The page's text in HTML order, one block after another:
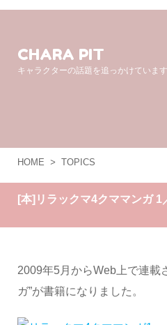
CHARA PIT
キャラクターの話題を追っかけています
HOME > TOPICS
[本]リラックマ4クママンガ 1
2009年5月からWeb上で連載
ガ”が書籍になりました。